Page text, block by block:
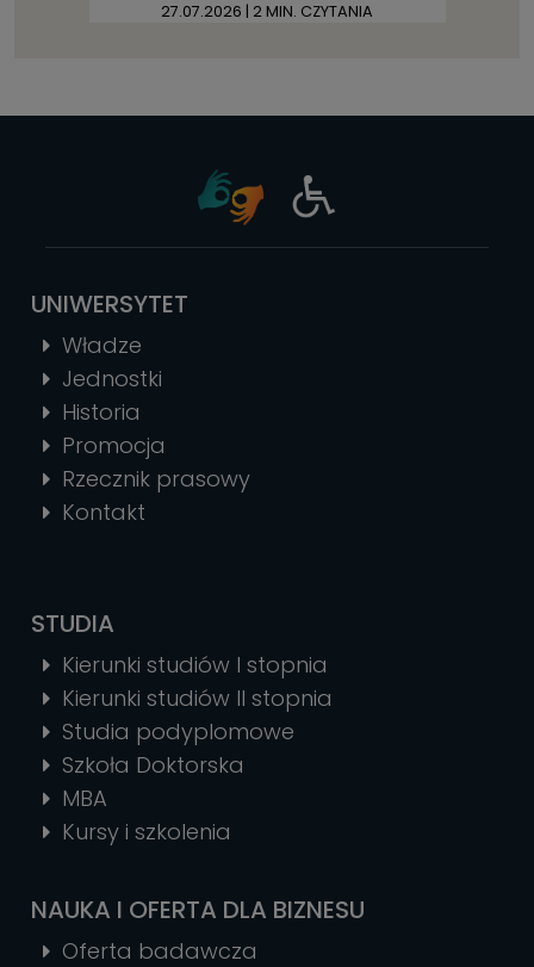
27.07.2026 | 2 MIN. CZYTANIA
UNIWERSYTET
Władze
Jednostki
Historia
Promocja
Rzecznik prasowy
Kontakt
STUDIA
Kierunki studiów I stopnia
Kierunki studiów II stopnia
Studia podyplomowe
Szkoła Doktorska
MBA
Kursy i szkolenia
NAUKA I OFERTA DLA BIZNESU
Oferta badawcza